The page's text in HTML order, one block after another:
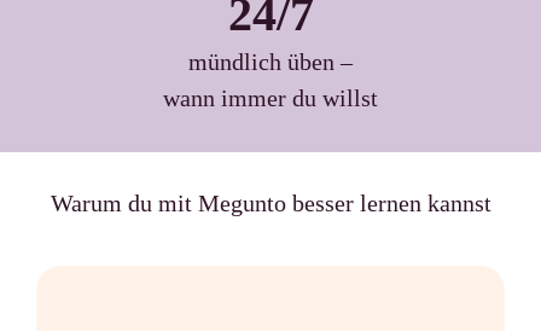
24/7
mündlich üben –
wann immer du willst
Warum du mit Megunto besser lernen kannst